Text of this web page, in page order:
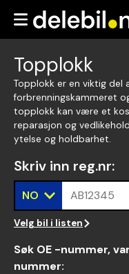
Topplokk
Topplokk er en viktig
forbrenningskammeret
topplokk kan være et
reparasjon og
ytelse og holdbarhet.
Skriv inn reg.nr:
NO AB12345
Velg bil i listen
Søk OE -nummer,
nummer: